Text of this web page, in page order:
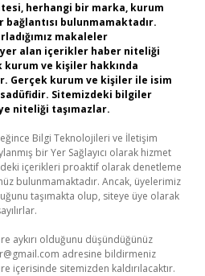
herhangi bir marka, kurum
bulunmamaktadır.
makaleler
yer alan içerikler haber niteliği
kurum ve kişiler hakkında
Gerçek kurum ve kişiler ile isim
Sitemizdeki bilgiler
niteliği taşımazlar.
Bilgi Teknolojileri ve İletişim
bir Yer Sağlayıcı olarak hizmet
içerikleri proaktif olarak denetleme
bulunmamaktadır. Ancak, üyelerimiz
taşımakta olup, siteye üye olarak
aykırı olduğunu düşündüğünüz
adresine bildirmeniz
içerisinde sitemizden kaldırılacaktır.